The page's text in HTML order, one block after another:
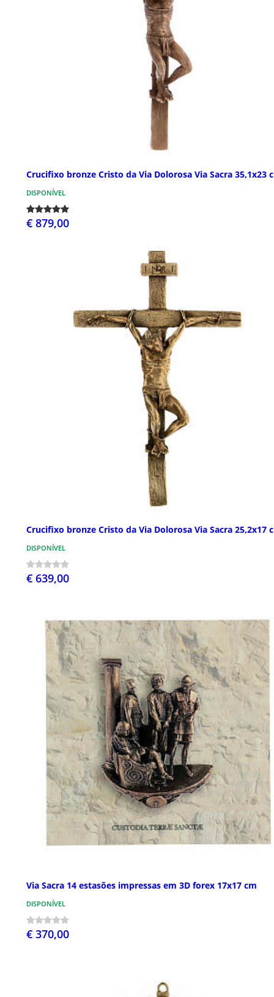
Crucifixo bronze Cristo da Via Dolorosa Via Sacra 35,1x23
DISPONÍVEL
€ 879,00
Crucifixo bronze Cristo da Via Dolorosa Via Sacra 25,2x17
DISPONÍVEL
€ 639,00
Via Sacra 14 estasões impressas em 3D forex 17x17 cm
DISPONÍVEL
€ 370,00